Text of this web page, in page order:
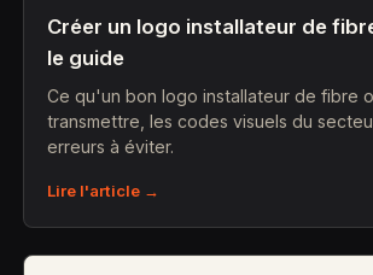
Créer un logo installateur de
le guide
Ce qu'un bon logo installateur de fibre
transmettre, les codes visuels du
erreurs à éviter.
Lire l'article →